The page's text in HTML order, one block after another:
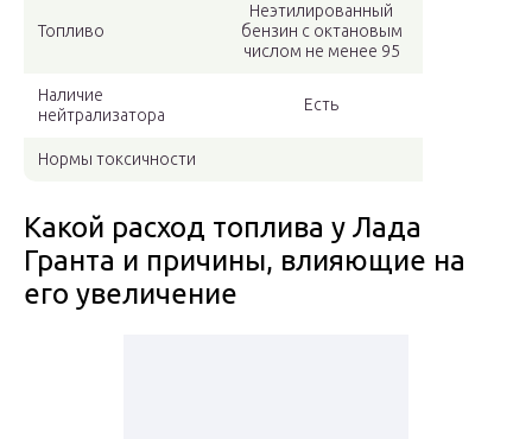
Топливо
Неэтилированный
бензин с октановым
числом не менее 95
Наличие
нейтрализатора
Есть
Нормы токсичности
Какой расход топлива у Лада
Гранта и причины, влияющие на
его увеличение